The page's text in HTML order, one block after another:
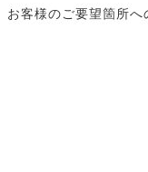
お客様のご要望箇所